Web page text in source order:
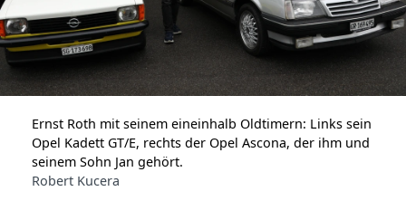
Ernst Roth mit seinem eineinhalb Oldtimern: Links sein
Opel Kadett GT/E, rechts der Opel Ascona, der ihm und
seinem Sohn Jan gehört.
Robert Kucera